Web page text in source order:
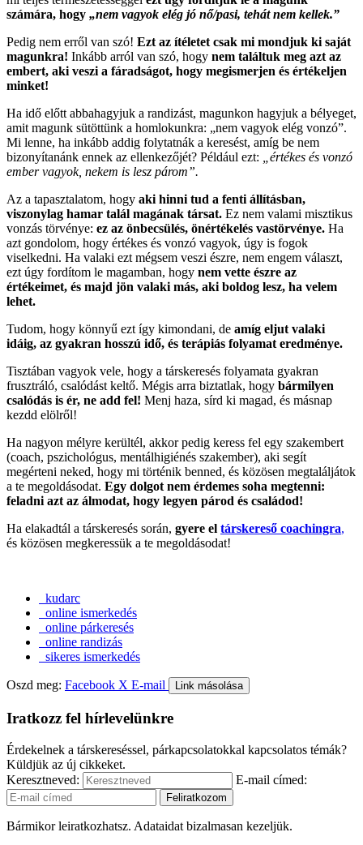
számára, hogy „nem vagyok elég jó nő/pasi, tehát nem kellek.”
Pedig nem erről van szó! Ezt az ítéletet csak mi mondjuk ki saját
magunkra! Inkább arról van szó, hogy nem találtuk meg azt az
embert, aki veszi a fáradságot, hogy megismerjen és értékeljen
minket!
Ha idő előtt abbahagyjuk a randizást, magunkon hagyjuk a bélyeget,
amit magunk sütöttünk a homlokunkra: „nem vagyok elég vonzó”.
Mi lenne, ha inkább addig folytatnák a keresést, amíg be nem
bizonyítanánk ennek az ellenkezőjét? Például ezt:
„értékes és vonzó
ember vagyok, nekem is lesz párom”.
Az a tapasztalatom, hogy aki hinni tud a fenti állításban,
viszonylag hamar talál magának társat. Ez nem valami misztikus
vonzás törvénye: ez az önbecsülés, önértékelés vastörvénye. Ha
azt gondolom, hogy értékes és vonzó vagyok, úgy is fogok
viselkedni. Ha valaki ezt mégsem veszi észre, nem engem választ,
ezt úgy fordítom le magamban, hogy nem vette észre az
értékeimet, és majd jön valaki más, aki boldog lesz, ha velem
lehet.
Tudom, hogy könnyű ezt így kimondani, de amíg eljut valaki
idáig, az gyakran hosszú idő, és terápiás folyamat eredménye.
Tisztában vagyok vele, hogy a társkeresés folyamata gyakran
frusztráló, csalódást keltő. Mégis arra biztatlak, hogy bármilyen
csalódás is ér, ne add fel! Menj haza, sírd ki magad, és másnap
kezdd elölről!
Ha nagyon mélyre kerültél, akkor pedig keress fel egy szakembert
(coach, pszichológus, mentálhigiénés szakember), aki segít
megérteni neked, hogy mi történik benned, és közösen megtaláljátok
a te megoldásodat. Egy dolgot nem érdemes soha megtenni:
feladni azt az álmodat, hogy legyen párod és családod!
Ha elakadtál a társkeresés során, gyere el társkereső coachingra,
és közösen megkeressük a te megoldásodat!
kudarc
online ismerkedés
online párkeresés
online randizás
sikeres ismerkedés
Oszd meg: Facebook X E-mail Link másolása
Iratkozz fel hírlevelünkre
Érdekelnek a társkereséssel, párkapcsolatokkal kapcsolatos témák?
Küldjük az új cikkeket.
Keresztneved:
E-mail címed:
Bármikor leiratkozhatsz. Adataidat bizalmasan kezeljük.